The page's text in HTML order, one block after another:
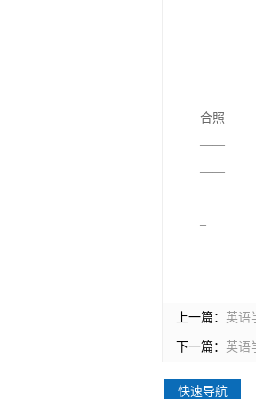
合照
——
——
——
–
上一篇： 英语
下一篇： 英语
快速导航